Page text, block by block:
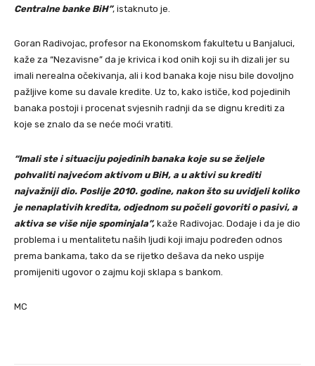
Centralne banke BiH”, istaknuto je.
Goran Radivojac, profesor na Ekonomskom fakultetu u Banjaluci,
kaže za “Nezavisne” da je krivica i kod onih koji su ih dizali jer su
imali nerealna očekivanja, ali i kod banaka koje nisu bile dovoljno
pažljive kome su davale kredite. Uz to, kako ističe, kod pojedinih
banaka postoji i procenat svjesnih radnji da se dignu krediti za
koje se znalo da se neće moći vratiti.
“Imali ste i situaciju pojedinih banaka koje su se željele
pohvaliti najvećom aktivom u BiH, a u aktivi su krediti
najvažniji dio. Poslije 2010. godine, nakon što su uvidjeli koliko
je nenaplativih kredita, odjednom su počeli govoriti o pasivi, a
aktiva se više nije spominjala”, kaže Radivojac. Dodaje i da je dio
problema i u mentalitetu naših ljudi koji imaju podređen odnos
prema bankama, tako da se rijetko dešava da neko uspije
promijeniti ugovor o zajmu koji sklapa s bankom.
MC